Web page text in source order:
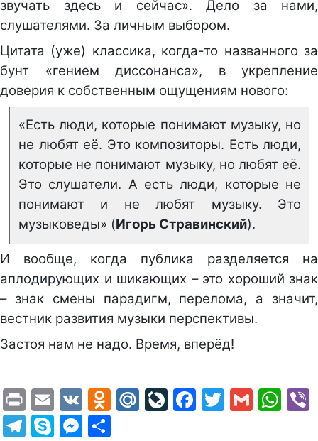
звучать здесь и сейчас». Дело за нами,
слушателями. За личным выбором.
Цитата (уже) классика, когда-то названного за
бунт «гением диссонанса», в укрепление
доверия к собственным ощущениям нового:
«Есть люди, которые понимают музыку, но
не любят её. Это композиторы. Есть люди,
которые не понимают музыку, но любят её.
Это слушатели. А есть люди, которые не
понимают и не любят музыку. Это
музыковеды» (Игорь Стравинский).
И вообще, когда публика разделяется на
аплодирующих и шикающих – это хороший знак
– знак смены парадигм, перелома, а значит,
вестник развития музыки перспективы.
Застоя нам не надо. Время, вперёд!
PrintEmail
VK Odnoklassniki
Mail.Ru
LiveJournal
Facebook
Twitter
Gmail
Telegram
SkypeMessenger